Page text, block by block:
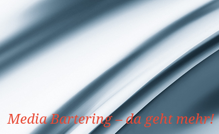
Media Bartering – da geht mehr!